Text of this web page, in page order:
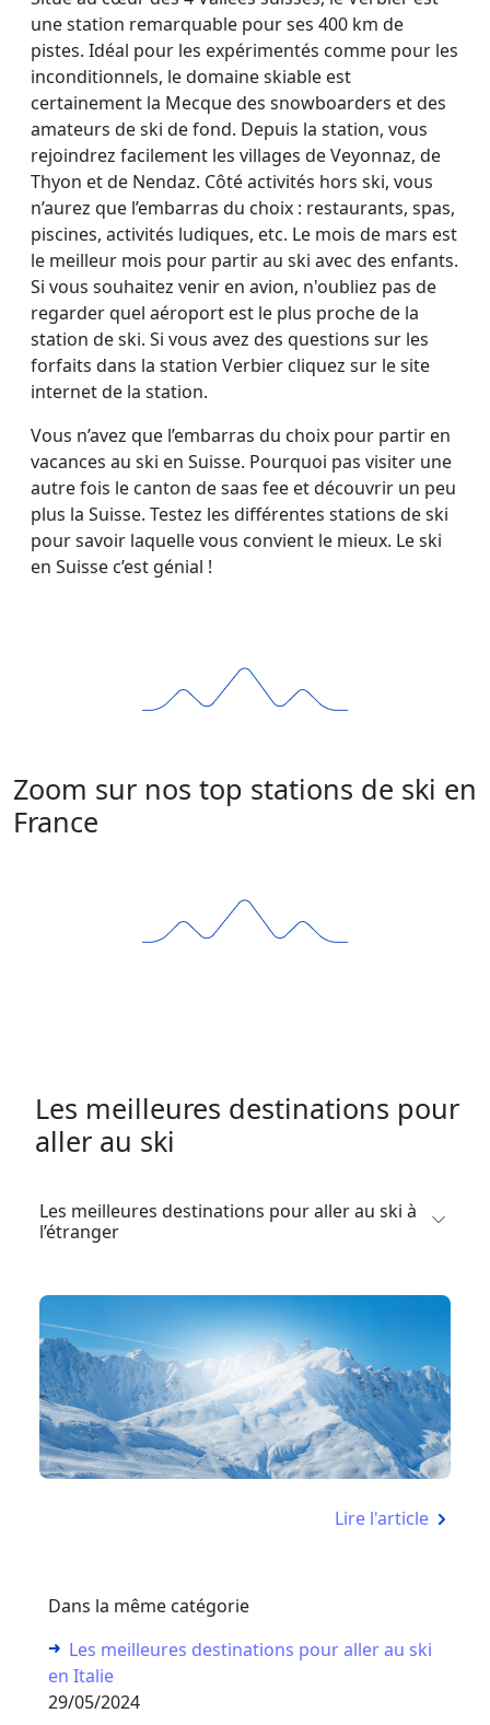
une station remarquable pour ses 400 km de
pistes. Idéal pour les expérimentés comme pour les
inconditionnels, le domaine skiable est
certainement la Mecque des snowboarders et des
amateurs de ski de fond. Depuis la station, vous
rejoindrez facilement les villages de Veyonnaz, de
Thyon et de Nendaz. Côté activités hors ski, vous
n’aurez que l’embarras du choix : restaurants, spas,
piscines, activités ludiques, etc. Le mois de mars est
le meilleur mois pour partir au ski avec des enfants.
Si vous souhaitez venir en avion, n'oubliez pas de
regarder quel aéroport est le plus proche de la
station de ski. Si vous avez des questions sur les
forfaits dans la station Verbier cliquez sur le site
internet de la station.
Vous n’avez que l’embarras du choix pour partir en
vacances au ski en Suisse. Pourquoi pas visiter une
autre fois le canton de saas fee et découvrir un peu
plus la Suisse. Testez les différentes stations de ski
pour savoir laquelle vous convient le mieux. Le ski
en Suisse c’est génial !
Zoom sur nos top stations de ski en
France
Les meilleures destinations pour
aller au ski
Les meilleures destinations pour aller au ski à
l’étranger
Lire l'article
Dans la même catégorie
Les meilleures destinations pour aller au ski
en Italie
29/05/2024